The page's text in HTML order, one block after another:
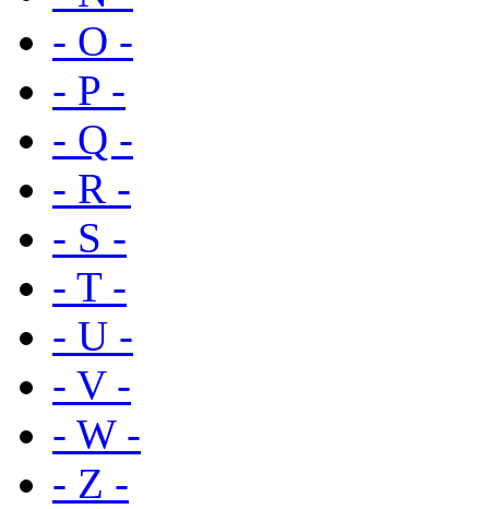
- O -
- P -
- Q -
- R -
- S -
- T -
- U -
- V -
- W -
- Z -